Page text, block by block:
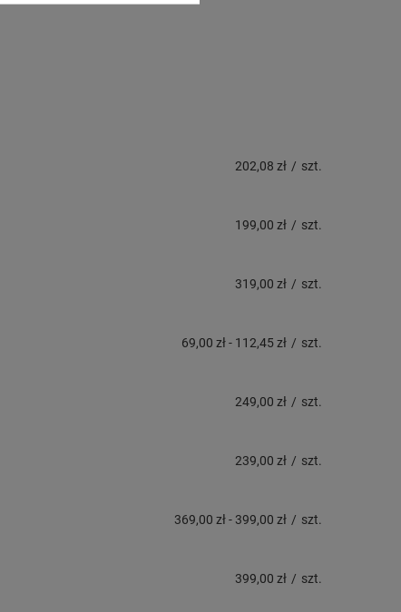
202,08 zł / szt.
199,00 zł / szt.
319,00 zł / szt.
69,00 zł- 112,45 zł / szt.
249,00 zł / szt.
239,00 zł / szt.
369,00 zł- 399,00 zł / szt.
399,00 zł / szt.